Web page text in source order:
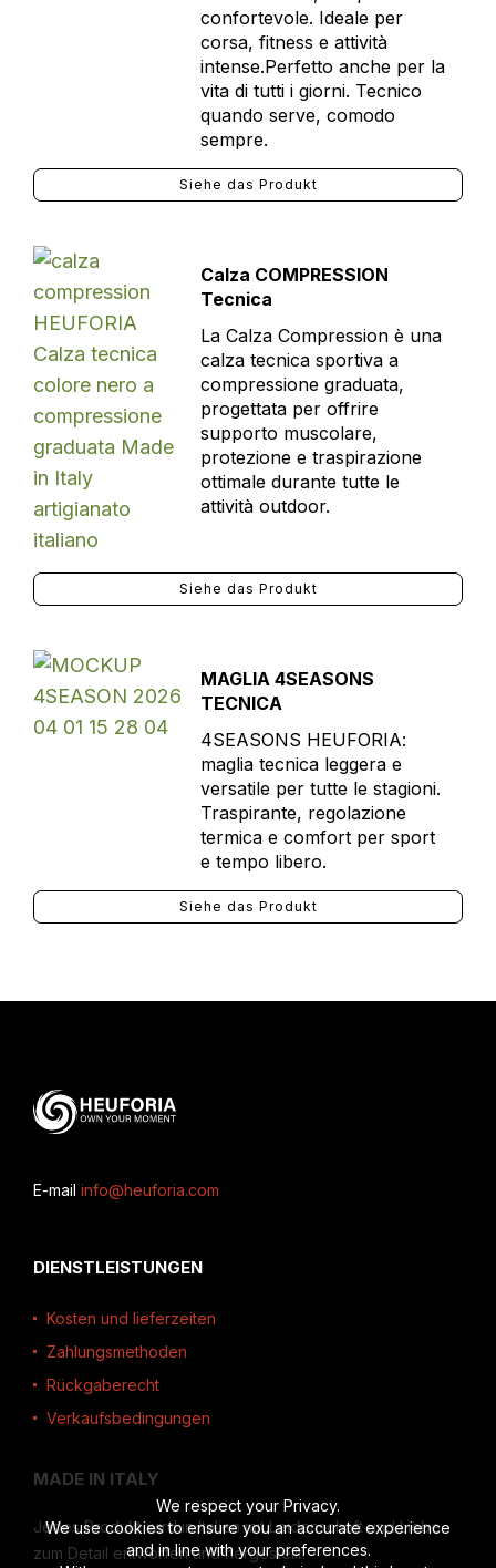
confortevole. Ideale per
corsa, fitness e attività
intense.Perfetto anche per la
vita di tutti i giorni. Tecnico
quando serve, comodo
sempre.
Siehe das Produkt
Calza COMPRESSION
Tecnica
La Calza Compression è una
calza tecnica sportiva a
compressione graduata,
progettata per offrire
supporto muscolare,
protezione e traspirazione
ottimale durante tutte le
attività outdoor.
Siehe das Produkt
MAGLIA 4SEASONS
TECNICA
4SEASONS HEUFORIA:
maglia tecnica leggera e
versatile per tutte le stagioni.
Traspirante, regolazione
termica e comfort per sport
e tempo libero.
Siehe das Produkt
E-mail info@heuforia.com
DIENSTLEISTUNGEN
Kosten und lieferzeiten
Zahlungsmethoden
Rückgaberecht
Verkaufsbedingungen
MADE IN ITALY
Jedes Produkt wird in Italien mit Leidenschaft und Liebe
zum Detail entworfen und hergestellt.
We respect your Privacy.
We use cookies to ensure you an accurate experience
and in line with your preferences.